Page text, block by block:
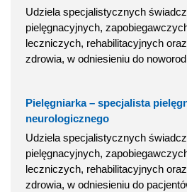
Udziela specjalistycznych
pielęgnacyjnych,
leczniczych, rehabilitacyjnych
zdrowia, w odniesieniu do
Pielęgniarka – specjalista
neurologicznego
Udziela specjalistycznych
pielęgnacyjnych,
leczniczych, rehabilitacyjnych
zdrowia, w odniesieniu do